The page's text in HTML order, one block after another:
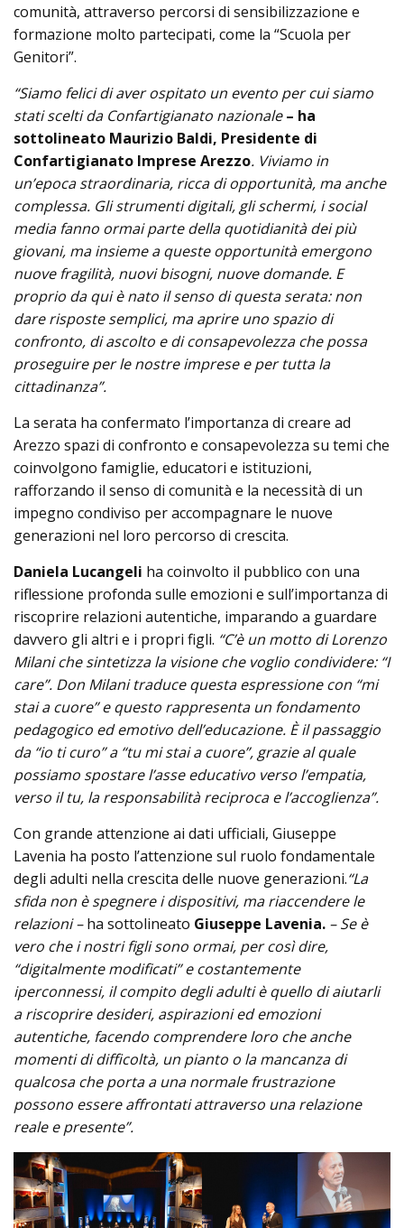
comunità, attraverso percorsi di sensibilizzazione e
formazione molto partecipati, come la “Scuola per
Genitori”.
“Siamo felici di aver ospitato un evento per cui siamo
stati scelti da Confartigianato nazionale– ha
sottolineato Maurizio Baldi, Presidente di
Confartigianato Imprese Arezzo. Viviamo in
un’epoca straordinaria, ricca di opportunità, ma anche
complessa. Gli strumenti digitali, gli schermi, i social
media fanno ormai parte della quotidianità dei più
giovani, ma insieme a queste opportunità emergono
nuove fragilità, nuovi bisogni, nuove domande. E
proprio da qui è nato il senso di questa serata: non
dare risposte semplici, ma aprire uno spazio di
confronto, di ascolto e di consapevolezza che possa
proseguire per le nostre imprese e per tutta la
cittadinanza”.
La serata ha confermato l’importanza di creare ad
Arezzo spazi di confronto e consapevolezza su temi che
coinvolgono famiglie, educatori e istituzioni,
rafforzando il senso di comunità e la necessità di un
impegno condiviso per accompagnare le nuove
generazioni nel loro percorso di crescita.
Daniela Lucangeli ha coinvolto il pubblico con una
riflessione profonda sulle emozioni e sull’importanza di
riscoprire relazioni autentiche, imparando a guardare
davvero gli altri e i propri figli. “C’è un motto di Lorenzo
Milani che sintetizza la visione che voglio condividere: “I
care”. Don Milani traduce questa espressione con “mi
stai a cuore” e questo rappresenta un fondamento
pedagogico ed emotivo dell’educazione. È il passaggio
da “io ti curo” a “tu mi stai a cuore”, grazie al quale
possiamo spostare l’asse educativo verso l’empatia,
verso il tu, la responsabilità reciproca e l’accoglienza”.
Con grande attenzione ai dati ufficiali, Giuseppe
Lavenia ha posto l’attenzione sul ruolo fondamentale
degli adulti nella crescita delle nuove generazioni.“La
sfida non è spegnere i dispositivi, ma riaccendere le
relazioni – ha sottolineato Giuseppe Lavenia. – Se è
vero che i nostri figli sono ormai, per così dire,
“digitalmente modificati” e costantemente
iperconnessi, il compito degli adulti è quello di aiutarli
a riscoprire desideri, aspirazioni ed emozioni
autentiche, facendo comprendere loro che anche
momenti di difficoltà, un pianto o la mancanza di
qualcosa che porta a una normale frustrazione
possono essere affrontati attraverso una relazione
reale e presente”.